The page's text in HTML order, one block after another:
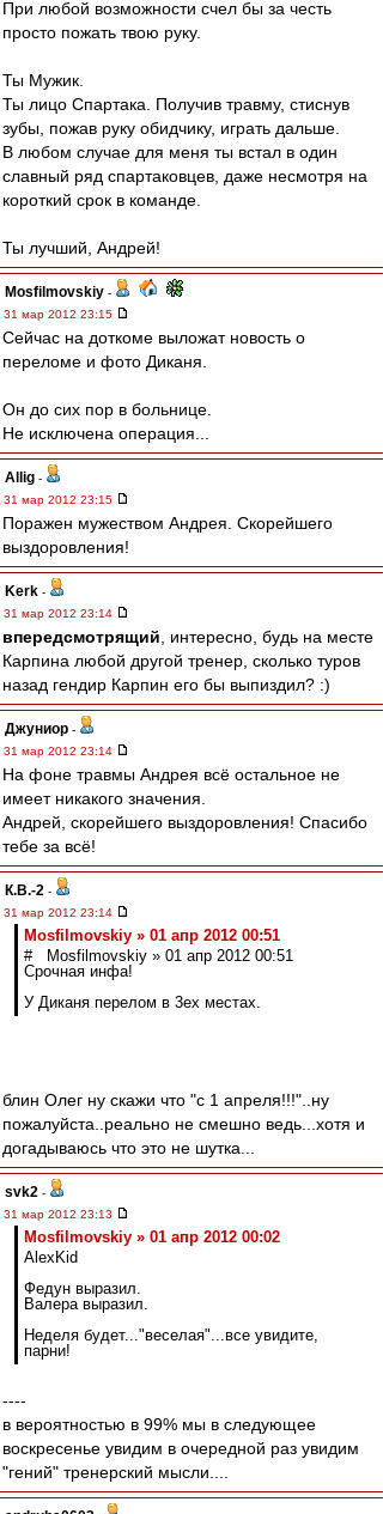
При любой возможности счел бы за честь
просто пожать твою руку.
Ты Мужик.
Ты лицо Спартака. Получив травму, стиснув
зубы, пожав руку обидчику, играть дальше.
В любом случае для меня ты встал в один
славный ряд спартаковцев, даже несмотря на
короткий срок в команде.
Ты лучший, Андрей!
Mosfilmovskiy -
31 мар 2012 23:15
Сейчас на доткоме выложат новость о
переломе и фото Диканя.
Он до сих пор в больнице.
Не исключена операция...
Allig -
31 мар 2012 23:15
Поражен мужеством Андрея. Скорейшего
выздоровления!
Kerk -
31 мар 2012 23:14
впередсмотрящий , интересно, будь на месте
Карпина любой другой тренер, сколько туров
назад гендир Карпин его бы выпиздил? :)
Джуниор -
31 мар 2012 23:14
На фоне травмы Андрея всё остальное не
имеет никакого значения.
Андрей, скорейшего выздоровления! Спасибо
тебе за всё!
К.В.-2 -
31 мар 2012 23:14
Mosfilmovskiy » 01 апр 2012 00:51
# Mosfilmovskiy » 01 апр 2012 00:51
Срочная инфа!
У Диканя перелом в 3ех местах.
блин Олег ну скажи что "с 1 апреля!!!"..ну
пожалуйста..реально не смешно ведь...хотя и
догадываюсь что это не шутка...
svk2 -
31 мар 2012 23:13
Mosfilmovskiy » 01 апр 2012 00:02
AlexKid
Федун выразил.
Валера выразил.
Неделя будет..."веселая"...все увидите,
парни!
----
в вероятностью в 99% мы в следующее
воскресенье увидим в очередной раз увидим
"гений" тренерский мысли....